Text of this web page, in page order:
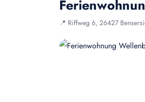
📍 Riffweg 6, 26427